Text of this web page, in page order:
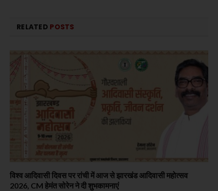
RELATED POSTS
विश्व आदिवासी दिवस पर रांची में आज से झारखंड आदिवासी महोत्सव
2026, CM हेमंत सोरेन ने दी शुभकामनाएं